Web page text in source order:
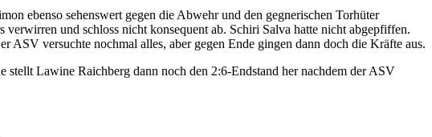
ebenso sehenswert gegen die Abwehr und den gegnerischen Torhüter
und schloss nicht konsequent ab. Schiri Salva hatte nicht abgepfiffen.
versuchte nochmal alles, aber gegen Ende gingen dann doch die Kräfte aus.
stellt Lawine Raichberg dann noch den 2:6-Endstand her nachdem der ASV